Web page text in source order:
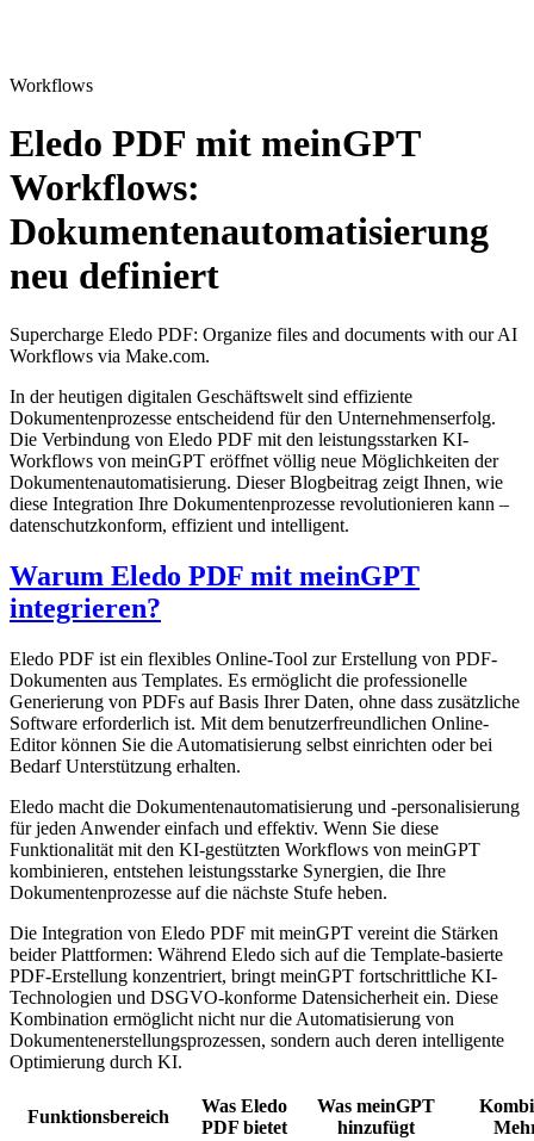
Workflows
Eledo PDF mit meinGPT
Workflows:
Dokumentenautomatisierung
neu definiert
Supercharge Eledo PDF: Organize files and documents with our AI
Workflows via Make.com.
In der heutigen digitalen Geschäftswelt sind effiziente
Dokumentenprozesse entscheidend für den Unternehmenserfolg.
Die Verbindung von Eledo PDF mit den leistungsstarken KI-
Workflows von meinGPT eröffnet völlig neue Möglichkeiten der
Dokumentenautomatisierung. Dieser Blogbeitrag zeigt Ihnen, wie
diese Integration Ihre Dokumentenprozesse revolutionieren kann –
datenschutzkonform, effizient und intelligent.
Warum Eledo PDF mit meinGPT
integrieren?
Eledo PDF ist ein flexibles Online-Tool zur Erstellung von PDF-
Dokumenten aus Templates. Es ermöglicht die professionelle
Generierung von PDFs auf Basis Ihrer Daten, ohne dass zusätzliche
Software erforderlich ist. Mit dem benutzerfreundlichen Online-
Editor können Sie die Automatisierung selbst einrichten oder bei
Bedarf Unterstützung erhalten.
Eledo macht die Dokumentenautomatisierung und -personalisierung
für jeden Anwender einfach und effektiv. Wenn Sie diese
Funktionalität mit den KI-gestützten Workflows von meinGPT
kombinieren, entstehen leistungsstarke Synergien, die Ihre
Dokumentenprozesse auf die nächste Stufe heben.
Die Integration von Eledo PDF mit meinGPT vereint die Stärken
beider Plattformen: Während Eledo sich auf die Template-basierte
PDF-Erstellung konzentriert, bringt meinGPT fortschrittliche KI-
Technologien und DSGVO-konforme Datensicherheit ein. Diese
Kombination ermöglicht nicht nur die Automatisierung von
Dokumentenerstellungsprozessen, sondern auch deren intelligente
Optimierung durch KI.
Funktionsbereich
Was Eledo
PDF bietet
Was meinGPT
hinzufügt